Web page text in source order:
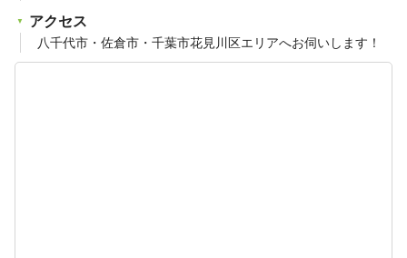
アクセス
八千代市・佐倉市・千葉市花見川区エリアへお伺いします！